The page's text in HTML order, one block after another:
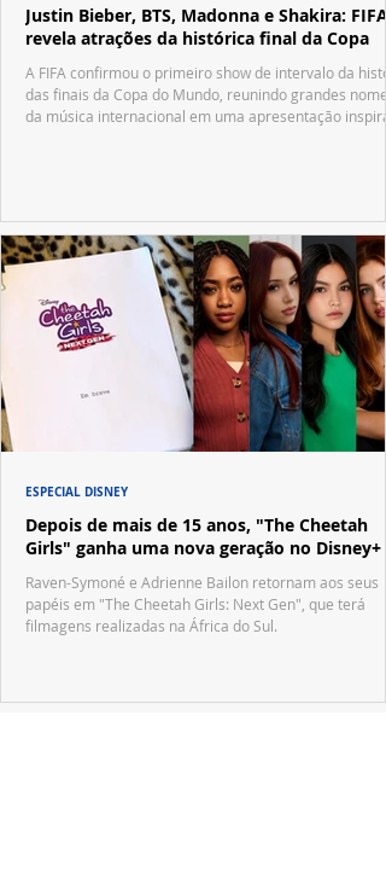
Justin Bieber, BTS, Madonna e Shakira: FIFA
revela atrações da histórica final da Copa
A FIFA confirmou o primeiro show de intervalo da
das finais da Copa do Mundo, reunindo grandes nomes
da música internacional em uma apresentação
Depois de mais de 15 anos, "The Cheetah
Girls" ganha uma nova geração no Disney+
Raven-Symoné e Adrienne Bailon retornam aos seus
papéis em "The Cheetah Girls: Next Gen", que terá
filmagens realizadas na África do Sul.
ESPECIAL DISNEY